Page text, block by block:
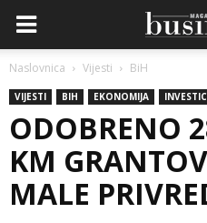
Naslovnica Vijesti BiH
VIJESTI BIH EKONOMIJA
ODOBRENO
KM
MALE